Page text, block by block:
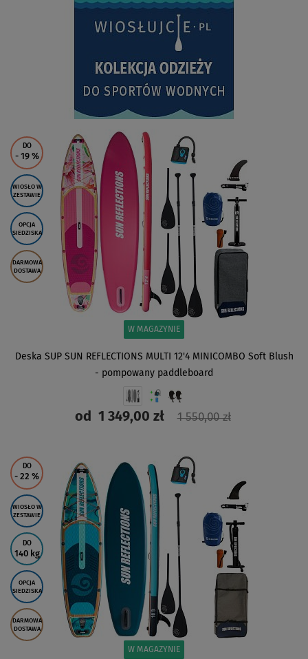
DO
- 19 %
WIOSŁO W
ZESTAWIE
OPCJA
SIEDZISKA
DARMOWA
DOSTAWA
W MAGAZYNIE
Deska SUP SUN REFLECTIONS MULTI 12'4 MINICOMBO Soft Blush
- pompowany paddleboard
od1 349,00 zł 1 550,00 zł
DO
- 22 %
WIOSŁO W
ZESTAWIE
DO
140 kg
OPCJA
SIEDZISKA
DARMOWA
DOSTAWA
W MAGAZYNIE